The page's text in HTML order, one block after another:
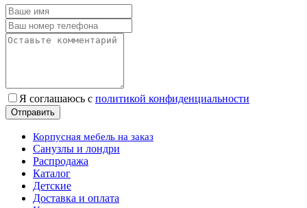
Я соглашаюсь с политикой конфиденциальности
Корпусная мебель на заказ
Санузлы и лондри
Распродажа
Каталог
Детские
Доставка и оплата